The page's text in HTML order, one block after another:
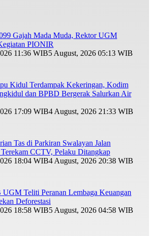
Gajah Mada Muda, Rektor UGM
PIONIR
11:36 WIB5 August, 2026 05:13 WIB
Kidul Terdampak Kekeringan, Kodim
dan BPBD Bergerak Salurkan Air
17:09 WIB4 August, 2026 21:33 WIB
Tas di Parkiran Swalayan Jalan
CCTV, Pelaku Ditangkap
18:04 WIB4 August, 2026 20:38 WIB
UGM Teliti Peranan Lembaga Keuangan
Deforestasi
18:58 WIB5 August, 2026 04:58 WIB